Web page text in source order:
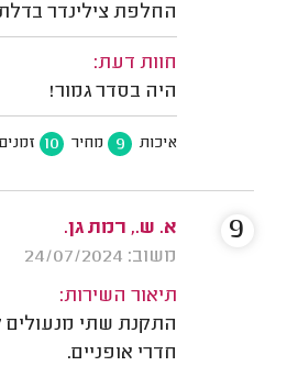
החלפת צילינדר
חוות דעת:
היה בסדר גמור!
איכות 9 מחיר 10 זמנים
א. ש., רמת גן.
משוב: 24/07/2024
תיאור השירות:
התקנת שתי מנעולים
חדרי אופניים.
9